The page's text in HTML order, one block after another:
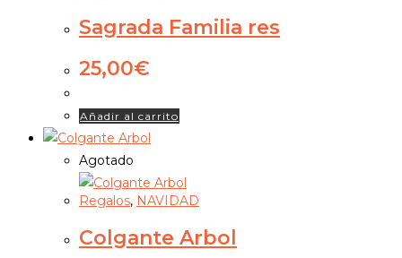
Sagrada Familia res
25,00€
Añadir al carrito
Agotado
Regalos, NAVIDAD
Colgante Arbol